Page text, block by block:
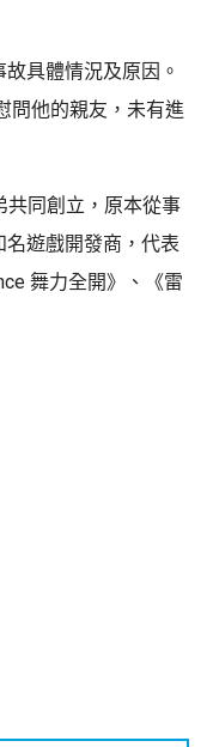
具體情況及原因。
問他的親友，未有進
同創立，原本從事
遊戲開發商，代表
舞力全開》、《雷